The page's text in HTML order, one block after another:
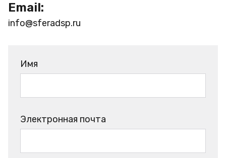
Email:
info@sferadsp.ru
Имя
Электронная почта